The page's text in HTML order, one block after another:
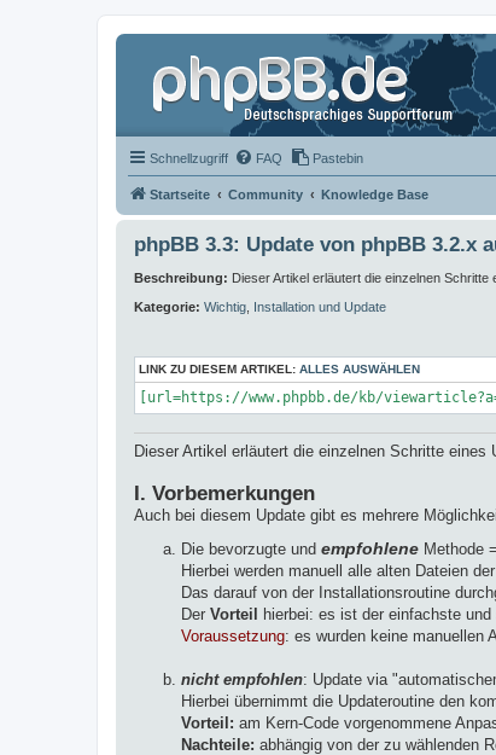
Schnellzugriff FAQ Pastebin
Startseite Community Knowledge Base
phpBB 3.3: Update von phpBB 3.2.x
Beschreibung: Dieser Artikel erläutert die einzelnen
Kategorie: Wichtig Installation und Update
LINK ZU DIESEM ARTIKEL: ALLES AUSWÄHLEN
[url=https://www.phpbb.de/kb/
Dieser Artikel erläutert die einzelnen Schritte
I. Vorbemerkungen
Auch bei diesem Update gibt es mehrere
Die bevorzugte und empfohlene Methode
Hierbei werden manuell alle alten Dateien
Das darauf von der Installationsroutine
Der Vorteil
hierbei: es ist der einfachste
Voraussetzung: es wurden keine manuellen
nicht empfohlen: Update via
Hierbei übernimmt die Updateroutine den
Vorteil: am Kern-Code vorgenommene
Nachteile: abhängig von der zu wählenden